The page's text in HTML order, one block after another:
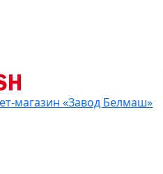
магазин «Завод Белмаш»